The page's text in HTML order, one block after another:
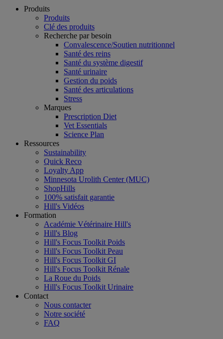
Produits
Produits
Clé des produits
Recherche par besoin
Convalescence/Soutien nutritionnel
Santé des reins
Santé du système digestif
Santé urinaire
Gestion du poids
Santé des articulations
Stress
Marques
Prescription Diet
Vet Essentials
Science Plan
Ressources
Sustainability
Quick Reco
Loyalty App
Minnesota Urolith Center (MUC)
ShopHills
100% satisfait garantie
Hill's Vidéos
Formation
Académie Vétérinaire Hill's
Hill's Blog
Hill's Focus Toolkit Poids
Hill's Focus Toolkit Peau
Hill's Focus Toolkit GI
Hill's Focus Toolkit Rénale
La Roue du Poids
Hill's Focus Toolkit Urinaire
Contact
Nous contacter
Notre société
FAQ